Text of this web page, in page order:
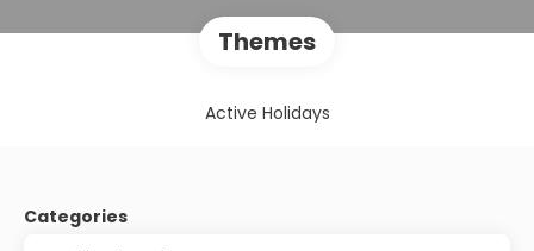
Themes
Active Holidays
Categories